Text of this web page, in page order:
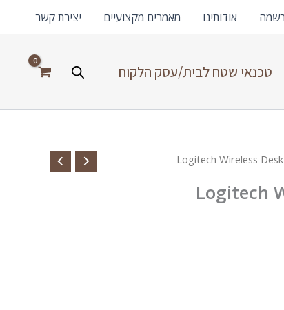
אודותינו מאמרים מקצועיים יצירת קשר
טכנאי שטח לבית/עסק הלקוח
Logitech